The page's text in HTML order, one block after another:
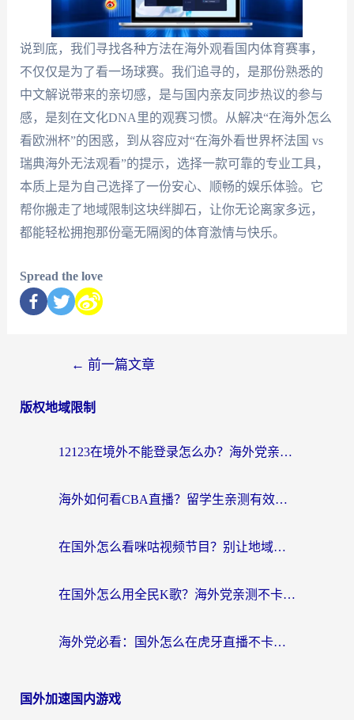
说到底，我们寻找各种方法在海外观看国内体育赛事，
不仅仅是为了看一场球赛。我们追寻的，是那份熟悉的
中文解说带来的亲切感，是与国内亲友同步热议的参与
感，是刻在文化DNA里的观赛习惯。从解决“在海外怎么
看欧洲杯”的困惑，到从容应对“在海外看世界杯法国 vs
瑞典海外无法观看”的提示，选择一款可靠的专业工具，
本质上是为自己选择了一份安心、顺畅的娱乐体验。它
帮你搬走了地域限制这块绊脚石，让你无论离家多远，
都能轻松拥抱那份毫无隔阂的体育激情与快乐。
Spread the love
← 前一篇文章
版权地域限制
12123在境外不能登录怎么办？海外党亲测有效的回国加速方案
海外如何看CBA直播？留学生亲测有效的体育赛事观看指南
在国外怎么看咪咕视频节目？别让地域限制挡住你的追剧自由
在国外怎么用全民K歌？海外党亲测不卡顿的回国加速秘籍
海外党必看：国外怎么在虎牙直播不卡顿？附腾讯视频网易云音乐解决方案
国外加速国内游戏